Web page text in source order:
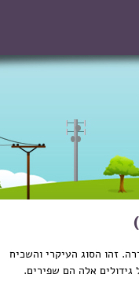
זהו הסוג העיקרי והשכיח
אלה הם שפירים.